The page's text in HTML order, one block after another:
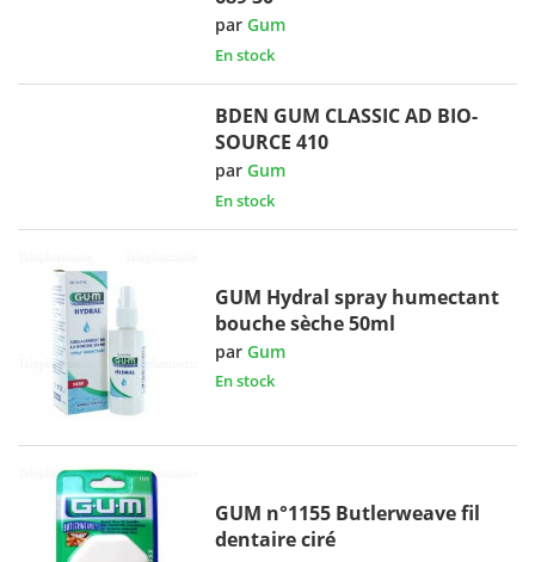
parGum
En stock
BDEN GUM CLASSIC AD BIO-
SOURCE 410
parGum
En stock
GUM Hydral spray humectant
bouche sèche 50ml
parGum
En stock
GUM n°1155 Butlerweave fil
dentaire ciré